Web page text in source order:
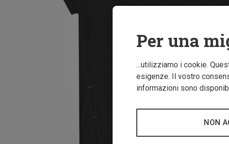
Per una
...utilizziamo i cookie.
esigenze. Il vostro
informazioni sono
NON